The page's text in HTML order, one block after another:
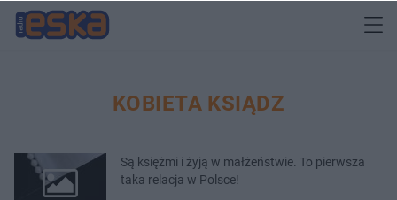
KOBIETA KSIĄDZ
Są księżmi i żyją w małżeństwie. To pierwsza
taka relacja w Polsce!